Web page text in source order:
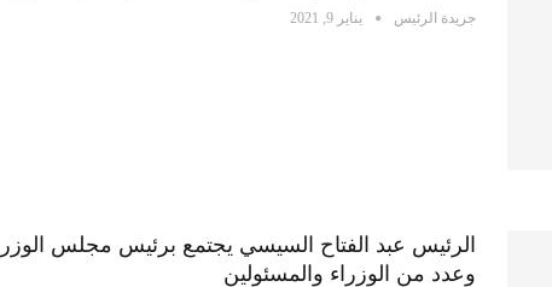
جريدة الرئيس يناير 9, 2021
الرئيس عبد الفتاح السيسي يجتمع برئيس مجلس
وعدد من الوزراء والمسئولين